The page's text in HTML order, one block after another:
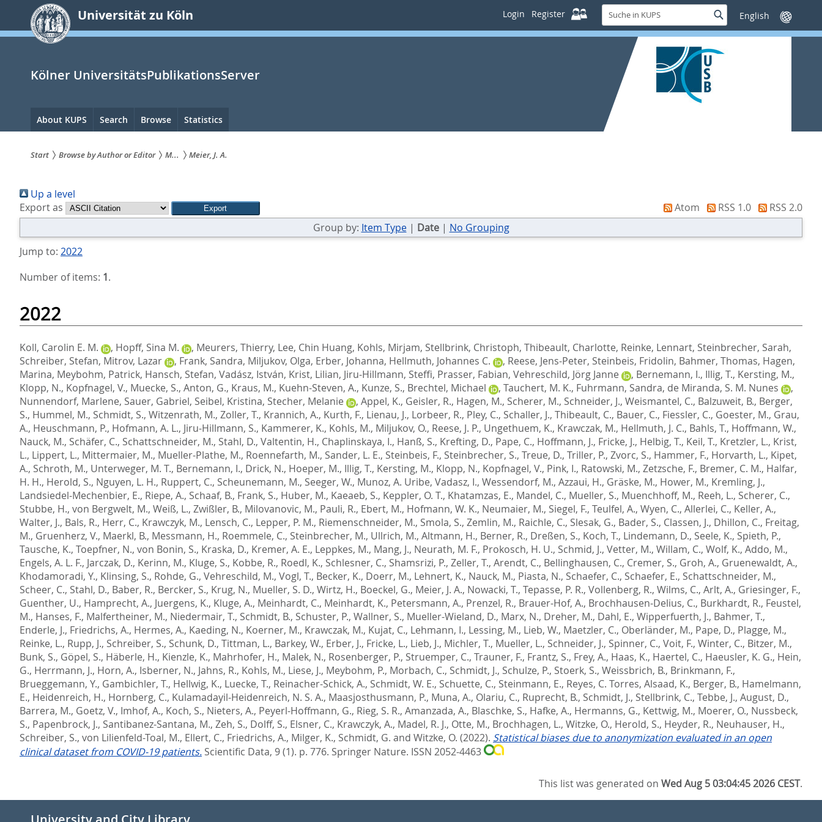
springen
Universität zu Köln Login Register
Suche
in
KUPS
SucheSprache
wechseln
Kölner UniversitätsPublikationsServer
Hauptnavigation
About KUPS Search Browse Statistics
sind
hier:
Start Browse by Author or Editor M... Meier, J. A.
Up a level
Export as
Atom RSS 1.0
RSS 2.0
Group by: Item Type| Date| No Grouping
Jump to: 2022
Number of items: 1.
2022
Koll, Carolin E. M. , Hopff, Sina M. , Meurers, Thierry, Lee, Chin Huang, Kohls, Mirjam, Stellbrink, Christoph, Thibeault, Charlotte, Reinke, Lennart, Steinbrecher, Sarah,
Schreiber, Stefan, Mitrov, Lazar , Frank, Sandra, Miljukov, Olga, Erber, Johanna, Hellmuth, Johannes C. , Reese, Jens-Peter, Steinbeis, Fridolin, Bahmer, Thomas, Hagen,
Marina, Meybohm, Patrick, Hansch, Stefan, Vadász, István, Krist, Lilian, Jiru-Hillmann, Steffi, Prasser, Fabian, Vehreschild, Jörg Janne , Bernemann, I., Illig, T., Kersting, M.,
Klopp, N., Kopfnagel, V., Muecke, S., Anton, G., Kraus, M., Kuehn-Steven, A., Kunze, S., Brechtel, Michael , Tauchert, M. K., Fuhrmann, Sandra, de Miranda, S. M. Nunes
,
Nunnendorf, Marlene, Sauer, Gabriel, Seibel, Kristina, Stecher, Melanie , Appel, K., Geisler, R., Hagen, M., Scherer, M., Schneider, J., Weismantel, C., Balzuweit, B., Berger,
S., Hummel, M., Schmidt, S., Witzenrath, M., Zoller, T., Krannich, A., Kurth, F., Lienau, J., Lorbeer, R., Pley, C., Schaller, J., Thibeault, C., Bauer, C., Fiessler, C., Goester, M., Grau,
A., Heuschmann, P., Hofmann, A. L., Jiru-Hillmann, S., Kammerer, K., Kohls, M., Miljukov, O., Reese, J. P., Ungethuem, K., Krawczak, M., Hellmuth, J. C., Bahls, T., Hoffmann, W.,
Nauck, M., Schäfer, C., Schattschneider, M., Stahl, D., Valtentin, H., Chaplinskaya, I., Hanß, S., Krefting, D., Pape, C., Hoffmann, J., Fricke, J., Helbig, T., Keil, T., Kretzler, L., Krist,
L., Lippert, L., Mittermaier, M., Mueller-Plathe, M., Roennefarth, M., Sander, L. E., Steinbeis, F., Steinbrecher, S., Treue, D., Triller, P., Zvorc, S., Hammer, F., Horvarth, L., Kipet,
A., Schroth, M., Unterweger, M. T., Bernemann, I., Drick, N., Hoeper, M., Illig, T., Kersting, M., Klopp, N., Kopfnagel, V., Pink, I., Ratowski, M., Zetzsche, F., Bremer, C. M., Halfar,
H. H., Herold, S., Nguyen, L. H., Ruppert, C., Scheunemann, M., Seeger, W., Munoz, A. Uribe, Vadasz, I., Wessendorf, M., Azzaui, H., Gräske, M., Hower, M., Kremling, J.,
Landsiedel-Mechenbier, E., Riepe, A., Schaaf, B., Frank, S., Huber, M., Kaeaeb, S., Keppler, O. T., Khatamzas, E., Mandel, C., Mueller, S., Muenchhoff, M., Reeh, L., Scherer, C.,
Stubbe, H., von Bergwelt, M., Weiß, L., Zwißler, B., Milovanovic, M., Pauli, R., Ebert, M., Hofmann, W. K., Neumaier, M., Siegel, F., Teulfel, A., Wyen, C., Allerlei, C., Keller, A.,
Walter, J., Bals, R., Herr, C., Krawczyk, M., Lensch, C., Lepper, P. M., Riemenschneider, M., Smola, S., Zemlin, M., Raichle, C., Slesak, G., Bader, S., Classen, J., Dhillon, C., Freitag,
M., Gruenherz, V., Maerkl, B., Messmann, H., Roemmele, C., Steinbrecher, M., Ullrich, M., Altmann, H., Berner, R., Dreßen, S., Koch, T., Lindemann, D., Seele, K., Spieth, P.,
Tausche, K., Toepfner, N., von Bonin, S., Kraska, D., Kremer, A. E., Leppkes, M., Mang, J., Neurath, M. F., Prokosch, H. U., Schmid, J., Vetter, M., Willam, C., Wolf, K., Addo, M.,
Engels, A. L. F., Jarczak, D., Kerinn, M., Kluge, S., Kobbe, R., Roedl, K., Schlesner, C., Shamsrizi, P., Zeller, T., Arendt, C., Bellinghausen, C., Cremer, S., Groh, A., Gruenewaldt, A.,
Khodamoradi, Y., Klinsing, S., Rohde, G., Vehreschild, M., Vogl, T., Becker, K., Doerr, M., Lehnert, K., Nauck, M., Piasta, N., Schaefer, C., Schaefer, E., Schattschneider, M.,
Scheer, C., Stahl, D., Baber, R., Bercker, S., Krug, N., Mueller, S. D., Wirtz, H., Boeckel, G., Meier, J. A., Nowacki, T., Tepasse, P. R., Vollenberg, R., Wilms, C., Arlt, A., Griesinger, F.,
Guenther, U., Hamprecht, A., Juergens, K., Kluge, A., Meinhardt, C., Meinhardt, K., Petersmann, A., Prenzel, R., Brauer-Hof, A., Brochhausen-Delius, C., Burkhardt, R., Feustel,
M., Hanses, F., Malfertheiner, M., Niedermair, T., Schmidt, B., Schuster, P., Wallner, S., Mueller-Wieland, D., Marx, N., Dreher, M., Dahl, E., Wipperfuerth, J., Bahmer, T.,
Enderle, J., Friedrichs, A., Hermes, A., Kaeding, N., Koerner, M., Krawczak, M., Kujat, C., Lehmann, I., Lessing, M., Lieb, W., Maetzler, C., Oberländer, M., Pape, D., Plagge, M.,
Reinke, L., Rupp, J., Schreiber, S., Schunk, D., Tittman, L., Barkey, W., Erber, J., Fricke, L., Lieb, J., Michler, T., Mueller, L., Schneider, J., Spinner, C., Voit, F., Winter, C., Bitzer, M.,
Bunk, S., Göpel, S., Häberle, H., Kienzle, K., Mahrhofer, H., Malek, N., Rosenberger, P., Struemper, C., Trauner, F., Frantz, S., Frey, A., Haas, K., Haertel, C., Haeusler, K. G., Hein,
G., Herrmann, J., Horn, A., Isberner, N., Jahns, R., Kohls, M., Liese, J., Meybohm, P., Morbach, C., Schmidt, J., Schulze, P., Stoerk, S., Weissbrich, B., Brinkmann, F.,
Brueggemann, Y., Gambichler, T., Hellwig, K., Luecke, T., Reinacher-Schick, A., Schmidt, W. E., Schuette, C., Steinmann, E., Reyes, C. Torres, Alsaad, K., Berger, B., Hamelmann,
E., Heidenreich, H., Hornberg, C., Kulamadayil-Heidenreich, N. S. A., Maasjosthusmann, P., Muna, A., Olariu, C., Ruprecht, B., Schmidt, J., Stellbrink, C., Tebbe, J., August, D.,
Barrera, M., Goetz, V., Imhof, A., Koch, S., Nieters, A., Peyerl-Hoffmann, G., Rieg, S. R., Amanzada, A., Blaschke, S., Hafke, A., Hermanns, G., Kettwig, M., Moerer, O., Nussbeck,
S., Papenbrock, J., Santibanez-Santana, M., Zeh, S., Dolff, S., Elsner, C., Krawczyk, A., Madel, R. J., Otte, M., Brochhagen, L., Witzke, O., Herold, S., Heyder, R., Neuhauser, H.,
Schreiber, S., von Lilienfeld-Toal, M., Ellert, C., Friedrichs, A., Milger, K., Schmidt, G. and Witzke, O. (2022). Statistical biases due to anonymization evaluated in an open
clinical dataset from COVID-19 patients. Scientific Data, 9 (1). p. 776. Springer Nature. ISSN 2052-4463
This list was generated onWed Aug 5 03:04:45 2026 CEST.